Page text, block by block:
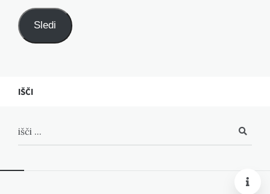
naslov
Sledi
IŠČI